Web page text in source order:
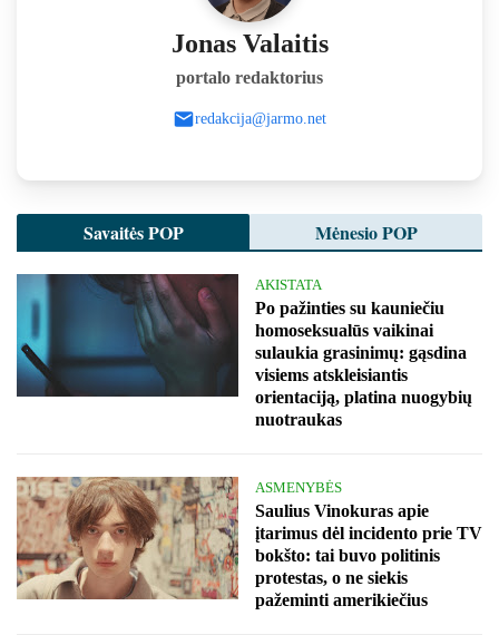
Jonas Valaitis
portalo redaktorius
redakcija@jarmo.net
Savaitės POP Mėnesio POP
AKISTATA
Po pažinties su kauniečiu
homoseksualūs vaikinai
sulaukia grasinimų: gąsdina
visiems atskleisiantis
orientaciją, platina nuogybių
nuotraukas
ASMENYBĖS
Saulius Vinokuras apie
įtarimus dėl incidento prie TV
bokšto: tai buvo politinis
protestas, o ne siekis
pažeminti amerikiečius